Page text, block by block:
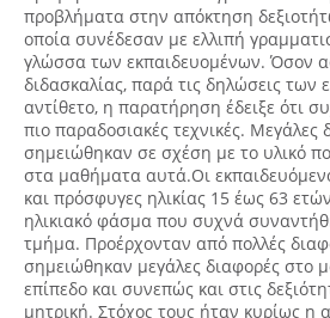
προβλήματα στην απόκτηση
οποία συνέδεσαν με ελλιπή
γλώσσα των εκπαιδευομένων. Όσον
διδασκαλίας, παρά τις δηλώσεις των
αντίθετο, η παρατήρηση έδειξε ότι
πιο παραδοσιακές τεχνικές. Μεγάλες
σημειώθηκαν σε σχέση με το υλικό
στα μαθήματα αυτά.Οι
και πρόσφυγες ηλικίας 15 έως 63
ηλικιακό φάσμα που συχνά
τμήμα. Προέρχονταν από πολλές
σημειώθηκαν μεγάλες διαφορές στο
επίπεδο και συνεπώς και στις
μητρική. Στόχος τους ήταν κυρίως η